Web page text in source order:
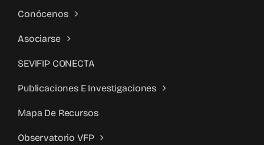
Conócenos
Asociarse
SEVIFIP CONECTA
Publicaciones E Investigaciones
Mapa De Recursos
Observatorio VFP